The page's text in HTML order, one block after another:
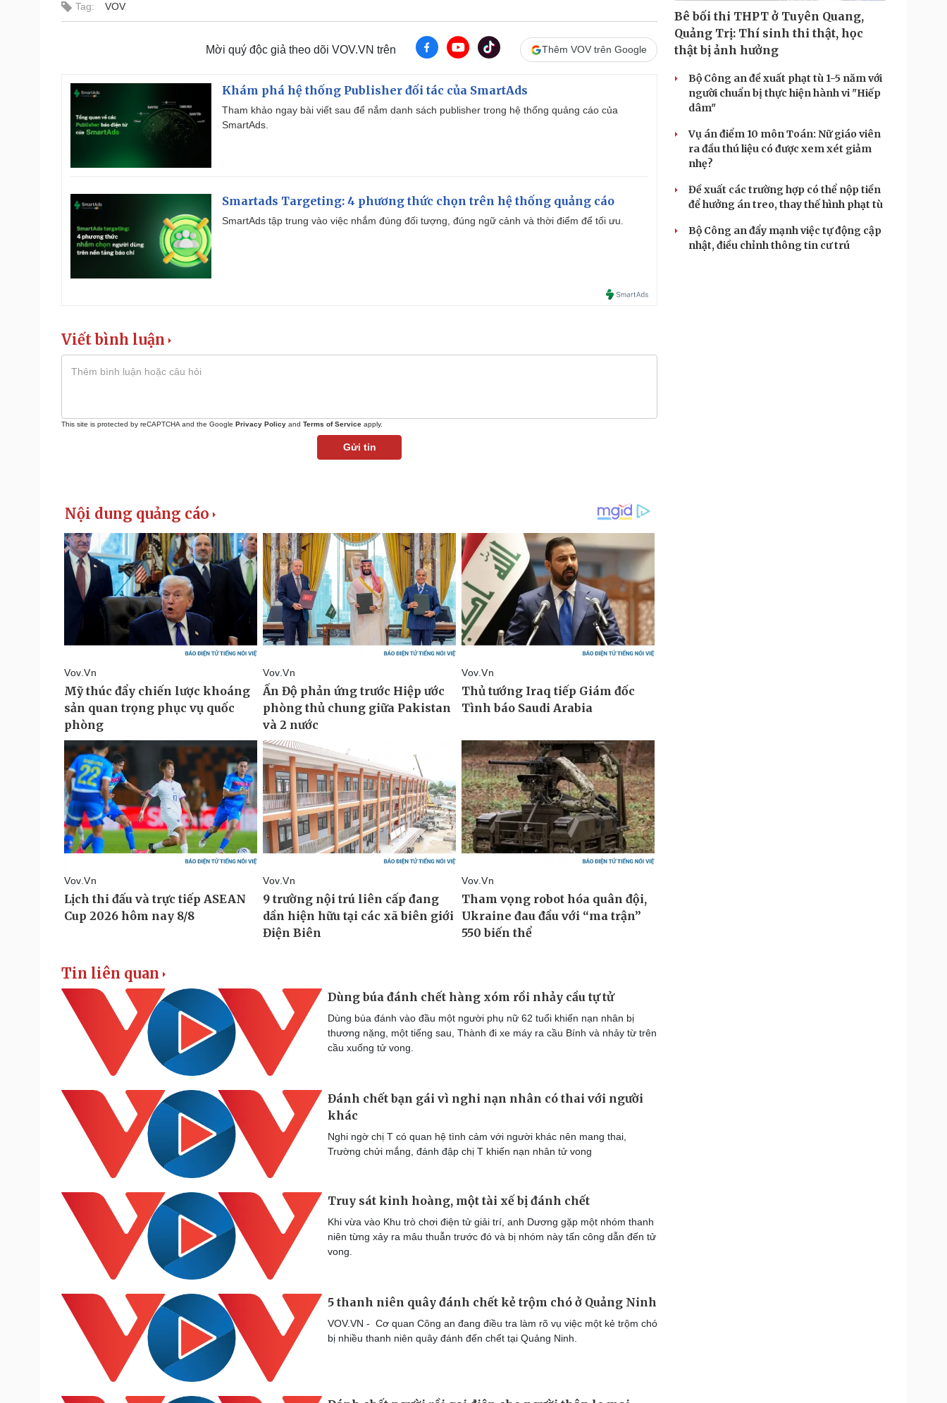
Tag: VOV
Mời quý độc giả theo dõi VOV.VN trên Thêm VOV trên Google
Khám phá hệ thống Publisher đối tác của SmartAds
Tham khảo ngay bài viết sau để nắm danh sách publisher trong hệ thống quảng cáo của
SmartAds.
Smartads Targeting: 4 phương thức chọn trên hệ thống quảng cáo
SmartAds tập trung vào việc nhắm đúng đối tượng, đúng ngữ cảnh và thời điểm để tối ưu.
Viết bình luận
This site is protected by reCAPTCHA and the Google Privacy Policy and Terms of Service apply.
Gửi tin
Tin liên quan
Dùng búa đánh chết hàng xóm rồi nhảy cầu tự tử
Dùng búa đánh vào đầu một người phụ nữ 62 tuổi khiến nạn nhân bị
thương nặng, một tiếng sau, Thành đi xe máy ra cầu Bính và nhảy từ trên
cầu xuống tử vong.
Đánh chết bạn gái vì nghi nạn nhân có thai với người
khác
Nghi ngờ chị T có quan hệ tình cảm với người khác nên mang thai,
Trường chửi mắng, đánh đập chị T khiến nạn nhân tử vong
Truy sát kinh hoàng, một tài xế bị đánh chết
Khi vừa vào Khu trò chơi điện tử giải trí, anh Dương gặp một nhóm thanh
niên từng xảy ra mâu thuẫn trước đó và bị nhóm này tấn công dẫn đến tử
vong.
5 thanh niên quây đánh chết kẻ trộm chó ở Quảng Ninh
VOV.VN - Cơ quan Công an đang điều tra làm rõ vụ việc một kẻ trộm chó
bị nhiều thanh niên quây đánh đến chết tại Quảng Ninh.
Bê bối thi THPT ở Tuyên Quang,
Quảng Trị: Thí sinh thi thật, học
thật bị ảnh hưởng
Bộ Công an đề xuất phạt tù 1-5 năm với
người chuẩn bị thực hiện hành vi "Hiếp
dâm"
Vụ án điểm 10 môn Toán: Nữ giáo viên
ra đầu thú liệu có được xem xét giảm
nhẹ?
Đề xuất các trường hợp có thể nộp tiền
để hưởng án treo, thay thế hình phạt tù
Bộ Công an đẩy mạnh việc tự động cập
nhật, điều chỉnh thông tin cư trú